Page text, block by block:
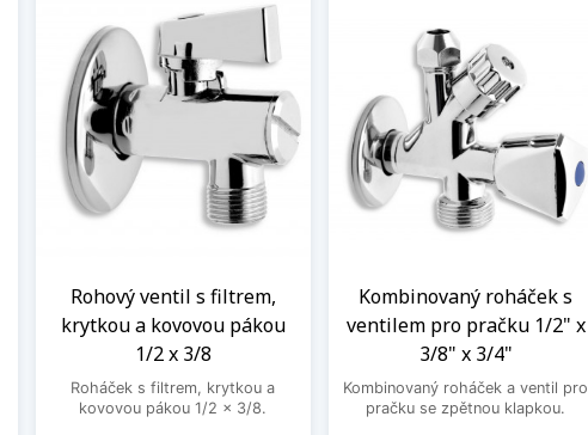
Rohový ventil s filtrem,
krytkou a kovovou pákou
1/2 x 3/8
Roháček s filtrem, krytkou a
kovovou pákou 1/2 x 3/8.
Kombinovaný roháček s
ventilem pro pračku 1/2" x
3/8" x 3/4"
Kombinovaný roháček a ventil pro
pračku se zpětnou klapkou.